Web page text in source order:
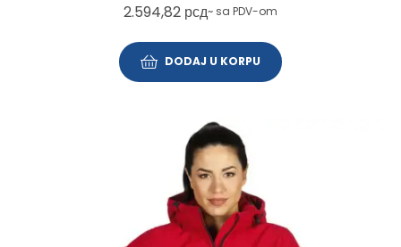
2.594,82 рсд~ sa PDV-om
DODAJ U KORPU